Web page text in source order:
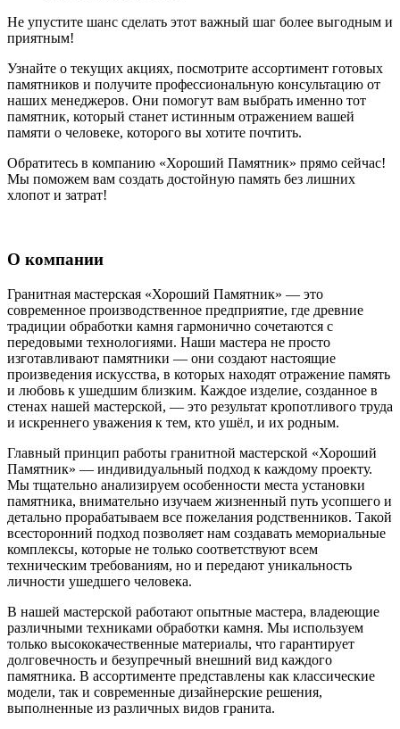
Не упустите шанс сделать этот важный шаг более выгодным и
приятным!
Узнайте о текущих акциях, посмотрите ассортимент готовых
памятников и получите профессиональную консультацию от
наших менеджеров. Они помогут вам выбрать именно тот
памятник, который станет истинным отражением вашей
памяти о человеке, которого вы хотите почтить.
Обратитесь в компанию «Хороший Памятник» прямо сейчас!
Мы поможем вам создать достойную память без лишних
хлопот и затрат!
О компании
Гранитная мастерская «Хороший Памятник» — это
современное производственное предприятие, где древние
традиции обработки камня гармонично сочетаются с
передовыми технологиями. Наши мастера не просто
изготавливают памятники — они создают настоящие
произведения искусства, в которых находят отражение память
и любовь к ушедшим близким. Каждое изделие, созданное в
стенах нашей мастерской, — это результат кропотливого труда
и искреннего уважения к тем, кто ушёл, и их родным.
Главный принцип работы гранитной мастерской «Хороший
Памятник» — индивидуальный подход к каждому проекту.
Мы тщательно анализируем особенности места установки
памятника, внимательно изучаем жизненный путь усопшего и
детально прорабатываем все пожелания родственников. Такой
всесторонний подход позволяет нам создавать мемориальные
комплексы, которые не только соответствуют всем
техническим требованиям, но и передают уникальность
личности ушедшего человека.
В нашей мастерской работают опытные мастера, владеющие
различными техниками обработки камня. Мы используем
только высококачественные материалы, что гарантирует
долговечность и безупречный внешний вид каждого
памятника. В ассортименте представлены как классические
модели, так и современные дизайнерские решения,
выполненные из различных видов гранита.